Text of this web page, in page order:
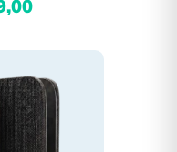
O
atual
é:
R$249,00.